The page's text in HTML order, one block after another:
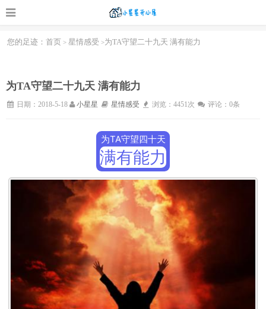
您的足迹： 首页 > 星情感受 >为TA守望二十九天 满有能力
为TA守望二十九天 满有能力
日期：2018-5-18 小星星 星情感受 浏览：4451次 评论：0条
为TA守望四十天
满有能力